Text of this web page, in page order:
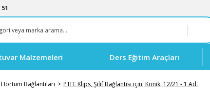
Malzemeleri Ders Eğitim Araçları
Hortum Bağlantıları PTFE Klips, Şilif Bağlantısı için, Konik, 12/21 - 1 Ad.